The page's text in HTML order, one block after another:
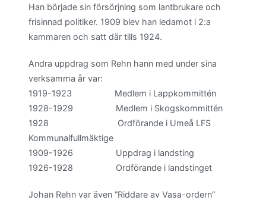
Han började sin försörjning som lantbrukare och
frisinnad politiker. 1909 blev han ledamot i 2:a
kammaren och satt där tills 1924.
Andra uppdrag som Rehn hann med under sina
verksamma år var:
1919-1923 Medlem i Lappkommittén
1928-1929 Medlem i Skogskommittén
1928 Ordförande i Umeå LFS
Kommunalfullmäktige
1909-1926 Uppdrag i landsting
1926-1928 Ordförande i landstinget
Johan Rehn var även ”Riddare av Vasa-ordern”